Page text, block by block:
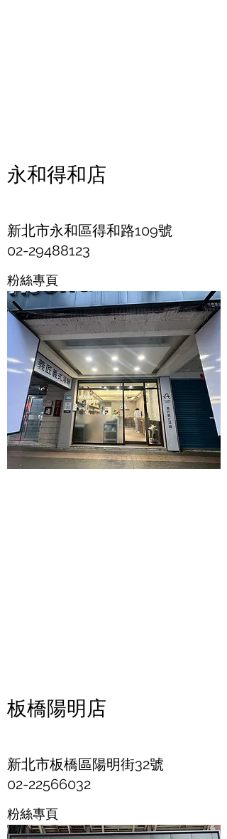
永和得和店
新北市永和區得和路109號
02-29488123
粉絲專頁
板橋陽明店
新北市板橋區陽明街32號
02-22566032
粉絲專頁